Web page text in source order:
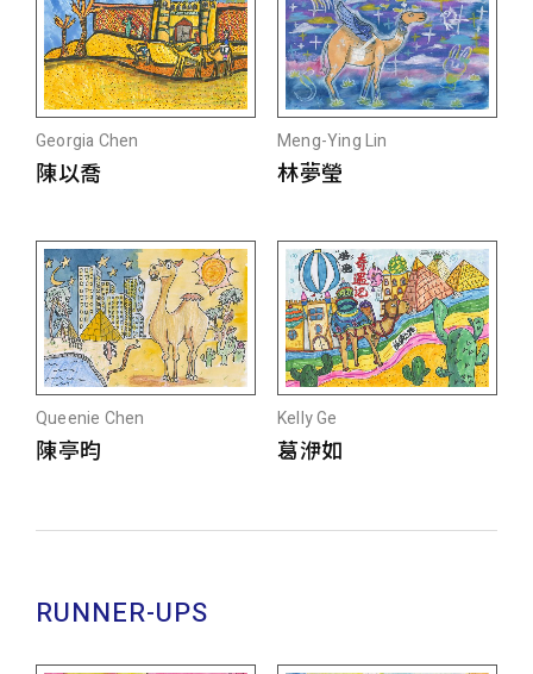
Georgia Chen
陳以喬
Meng-Ying Lin
林夢瑩
Queenie Chen
陳亭昀
Kelly Ge
葛洢如
RUNNER-UPS